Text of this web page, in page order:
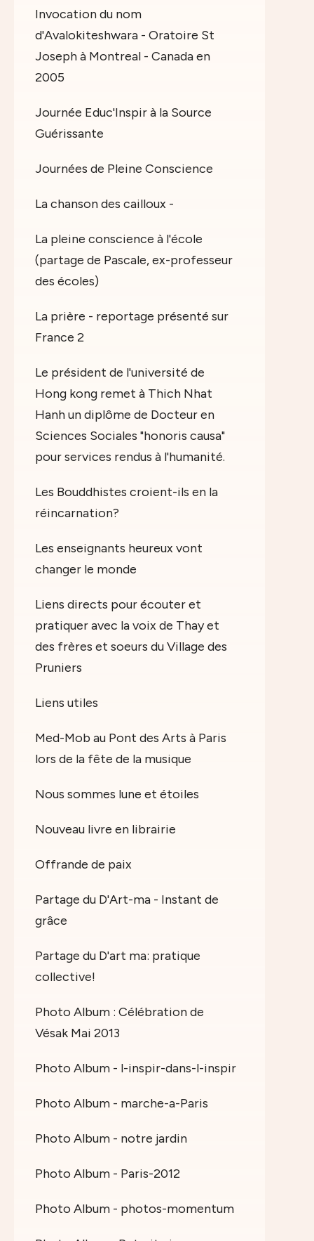
Invocation du nom
d'Avalokiteshwara - Oratoire St
Joseph à Montreal - Canada en
2005
Journée Educ'Inspir à la Source
Guérissante
Journées de Pleine Conscience
La chanson des cailloux -
La pleine conscience à l'école
(partage de Pascale, ex-professeur
des écoles)
La prière - reportage présenté sur
France 2
Le président de l'université de
Hong kong remet à Thich Nhat
Hanh un diplôme de Docteur en
Sciences Sociales "honoris causa"
pour services rendus à l'humanité.
Les Bouddhistes croient-ils en la
réincarnation?
Les enseignants heureux vont
changer le monde
Liens directs pour écouter et
pratiquer avec la voix de Thay et
des frères et soeurs du Village des
Pruniers
Liens utiles
Med-Mob au Pont des Arts à Paris
lors de la fête de la musique
Nous sommes lune et étoiles
Nouveau livre en librairie
Offrande de paix
Partage du D'Art-ma - Instant de
grâce
Partage du D'art ma: pratique
collective!
Photo Album : Célébration de
Vésak Mai 2013
Photo Album - l-inspir-dans-l-inspir
Photo Album - marche-a-Paris
Photo Album - notre jardin
Photo Album - Paris-2012
Photo Album - photos-momentum